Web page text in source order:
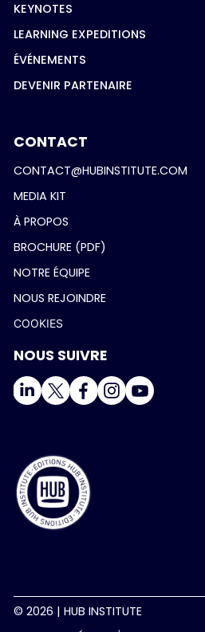
KEYNOTES
LEARNING EXPEDITIONS
ÉVÉNEMENTS
DEVENIR PARTENAIRE
CONTACT
CONTACT@HUBINSTITUTE.COM
MEDIA KIT
À PROPOS
BROCHURE (PDF)
NOTRE ÉQUIPE
NOUS REJOINDRE
COOKIES
NOUS SUIVRE
© 2026 | HUB INSTITUTE